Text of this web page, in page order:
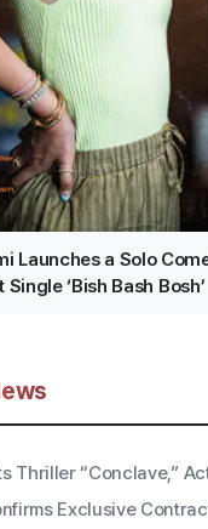
Launches a Solo
‘Bish Bash Bosh’